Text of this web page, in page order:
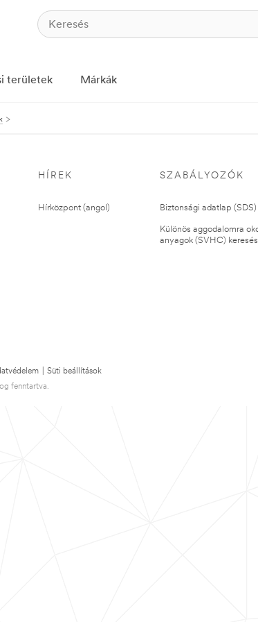
területek Márkák
HÍREK
Hírközpont (angol)
SZABÁLYOZÓK
Biztonsági adatlap
Különös aggodalomra
anyagok (SVHC)
Süti beállítások
fenntartva.